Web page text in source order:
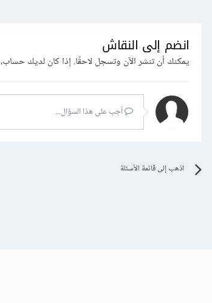
انضم إلى النقاش
يمكنك أن تنشر الآن وتسجل لاحقًا. إذا كان لديك حساب،
أجب على هذا السؤال...
اذهب إلى قائمة الأسئلة